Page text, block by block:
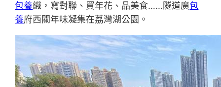
包養織，寫對聯、買年花、品美食……隧道廣包
養府西關年味凝集在荔灣湖公園。